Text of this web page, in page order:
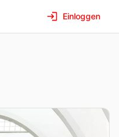
Einloggen